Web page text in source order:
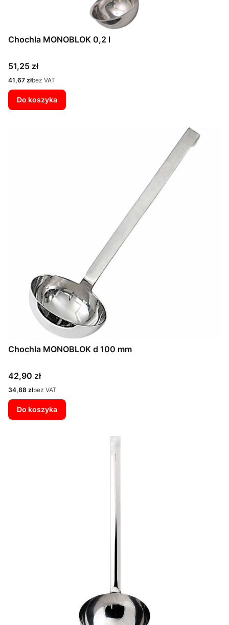
Chochla MONOBLOK 0,2 l
Cena
51,25 zł
Cena
41,67 złbez VAT
Do koszyka
Chochla MONOBLOK d 100 mm
Cena
42,90 zł
Cena
34,88 złbez VAT
Do koszyka